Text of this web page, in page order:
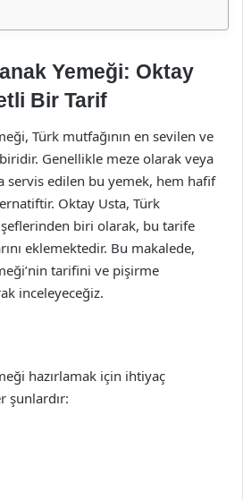
Yemeği: Oktay
Bir Tarif
Türk mutfağının en sevilen ve
Genellikle meze olarak veya
servis edilen bu yemek, hem hafif
Oktay Usta, Türk
şeflerinden biri olarak, bu tarife
eklemektedir. Bu makalede,
tarifini ve pişirme
inceleyeceğiz.
hazırlamak için ihtiyaç
şunlardır: